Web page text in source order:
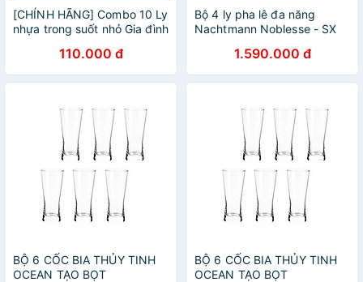
[CHÍNH HÃNG] Combo 10 Ly
nhựa trong suốt nhỏ Gia đình
110.000 đ
Bộ 4 ly pha lê đa năng
Nachtmann Noblesse - SX
100% (kèm ảnh thật)
1.590.000 đ
BỘ 6 CỐC BIA THỦY TINH
OCEAN TẠO BỌT
BỘ 6 CỐC BIA THỦY TINH
OCEAN TẠO BỌT